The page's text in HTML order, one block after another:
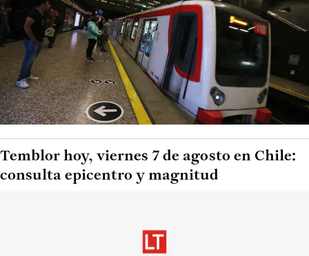
Temblor hoy, viernes 7 de agosto en Chile:
consulta epicentro y magnitud